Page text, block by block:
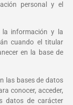
personal y el
información y la
cuando el titular
en la base de
las bases de datos
conocer, acceder,
datos de carácter